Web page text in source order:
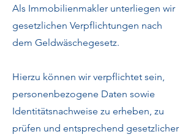
Als Immobilienmakler unterliegen wir
gesetzlichen Verpflichtungen nach
dem Geldwäschegesetz.
Hierzu können wir verpflichtet sein,
personenbezogene Daten sowie
Identitätsnachweise zu erheben, zu
prüfen und entsprechend gesetzlicher